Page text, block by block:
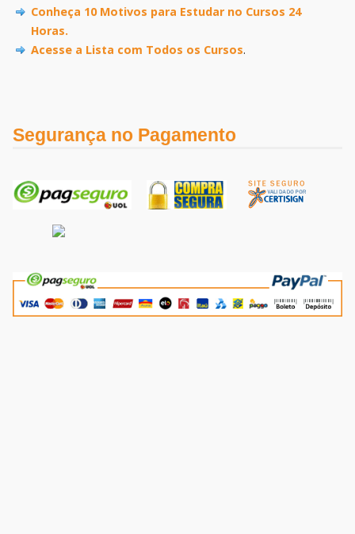
Conheça 10 Motivos para Estudar no Cursos 24
Horas.
Acesse a Lista com Todos os Cursos.
Segurança no Pagamento